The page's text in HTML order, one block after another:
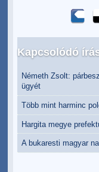
Kapcsolódó
Németh Zsolt:
ügyét
Több mint harminc
Hargita megye
A bukaresti magyar